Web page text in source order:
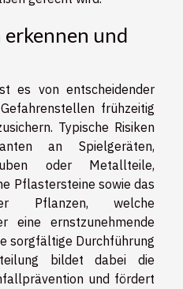
und
es von entscheidender
frühzeitig
Typische Risiken
an Spielgeräten,
oder Metallteile,
Pflastersteine sowie das
Pflanzen, welche
eine ernstzunehmende
sorgfältige Durchführung
bildet dabei die
und fördert